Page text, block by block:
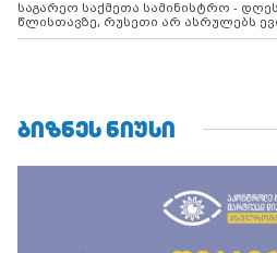
საგარეო საქმეთა სამინისტრო -
წლისთავზე, რუსეთი არ ასრულებს
დადებულ 2008 წლის 12 აგვისტოს
მილიტარიზაციის პროცესს და
ᲑᲘᲖᲜᲔᲡ ᲜᲘᲣᲡᲘ